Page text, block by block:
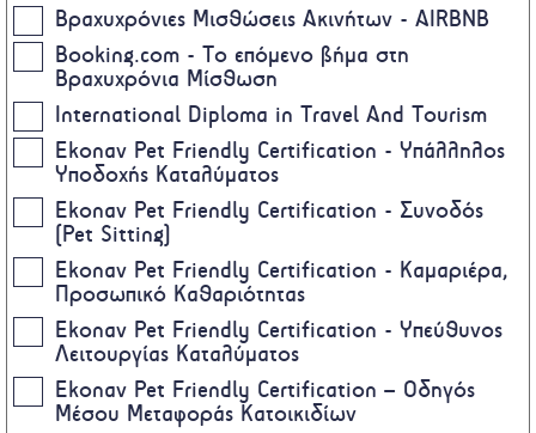
Βραχυχρόνιες Μισθώσεις Ακινήτων - AIRBNB
Booking.com - Το επόμενο βήμα στη
Βραχυχρόνια Μίσθωση
International Diploma in Travel And Tourism
Ekonav Pet Friendly Certification - Υπάλληλος
Υποδοχής Καταλύματος
Ekonav Pet Friendly Certification - Συνοδός
(Pet Sitting)
Ekonav Pet Friendly Certification - Καμαριέρα,
Προσωπικό Καθαριότητας
Ekonav Pet Friendly Certification - Υπεύθυνος
Λειτουργίας Καταλύματος
Ekonav Pet Friendly Certification – Οδηγός
Μέσου Μεταφοράς Κατοικιδίων